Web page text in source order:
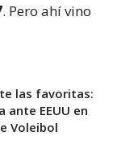
. Pero ahí vino
las favoritas:
ante EEUU en
Voleibol